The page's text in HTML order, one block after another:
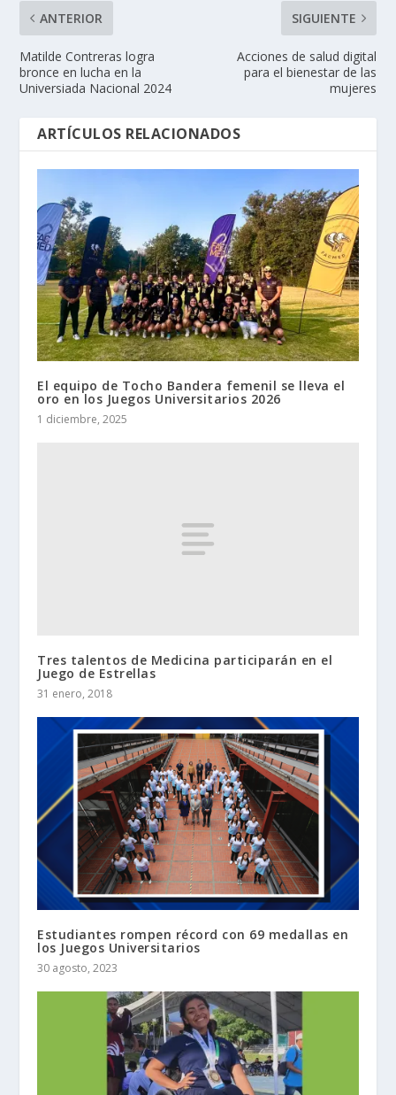
ANTERIOR
Matilde Contreras logra
bronce en lucha en la
Universiada Nacional 2024
SIGUIENTE
Acciones de salud digital
para el bienestar de las
mujeres
ARTÍCULOS RELACIONADOS
El equipo de Tocho Bandera femenil se lleva el
oro en los Juegos Universitarios 2026
1 diciembre, 2025
Tres talentos de Medicina participarán en el
Juego de Estrellas
31 enero, 2018
Estudiantes rompen récord con 69 medallas en
los Juegos Universitarios
30 agosto, 2023